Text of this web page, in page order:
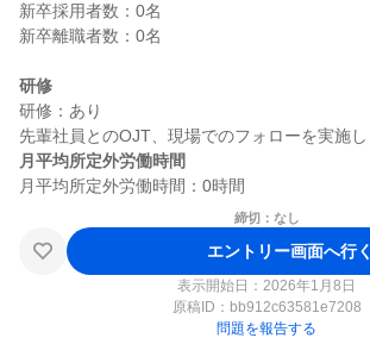
新卒採用者数：0名
新卒離職者数：0名
研修
研修：あり
月平均所定外労働時間
締切：なし
エントリー画面へ行く
表示開始日：2026年1月8日
原稿ID： bb912c63581e7208
問題を報告する